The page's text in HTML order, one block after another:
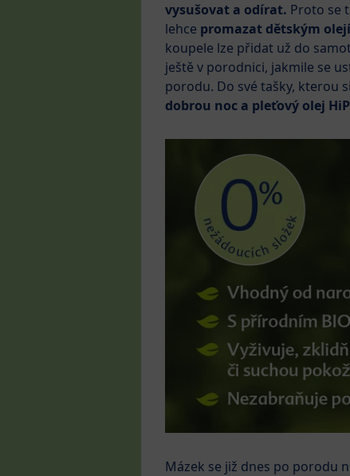
vysušovat a odírat. Proto se
lehce promazat dětským
koupele lze přidat už do
ještě v porodnici, jakmile se
porodu. Do své tašky, kterou
dobrou noc a pleťový olej
Mázek se již dnes po porodu